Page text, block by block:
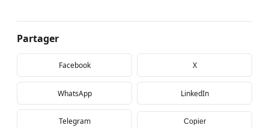
Partager
Facebook X
WhatsApp LinkedIn
Telegram Copier